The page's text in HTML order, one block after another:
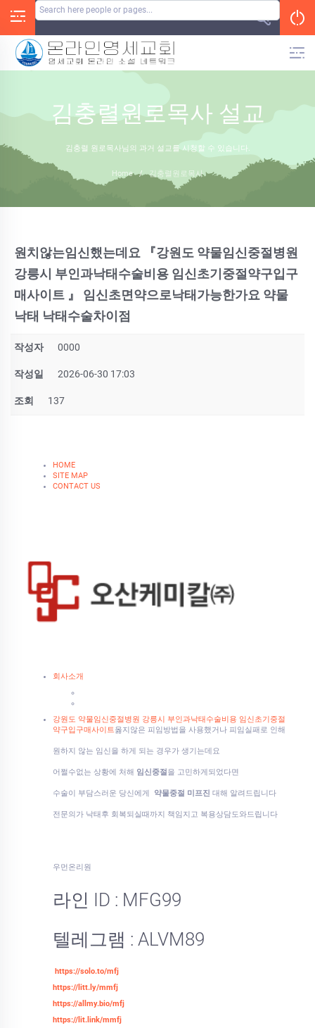
김충렬원로목사 설교
김충렬 원로목사님의 과거 설교를 시청할 수 있습니다.
Home / 김충렬원로목사
원치않는임신했는데요 『강원도 약물임신중절병원
강릉시 부인과낙태수술비용 임신초기중절약구입구
매사이트 』 임신초면약으로낙태가능한가요 약물
낙­태 낙­태수술차이점
작성자 0000
작성일 2026-06-30 17:03
조회 137
HOME
SITE MAP
CONTACT US
회사소개
강원도 약물임신중절병원 강릉시 부인과낙태수술비용 임신초기중절
약구입구매사이트옳지않은 피임방법을 사용했거나 피임실패로 인해
원하지 않는 임신을 하게 되는 경우가 생기는데요
어쩔수없는 상황에 처해 임신중절을 고민하게되었다면
수술이 부담스러운 당신에게 약물중절 미프진 대해 알려드립니다
전문의가 낙태후 회복되실때까지 책임지고 복용상담도와드립니다
우먼온리원
라인 ID : MFG99
텔레그램 : ALVM89
https://solo.to/mfj
https://litt.ly/mmfj
https://allmy.bio/mfj
https://lit.link/mmfj